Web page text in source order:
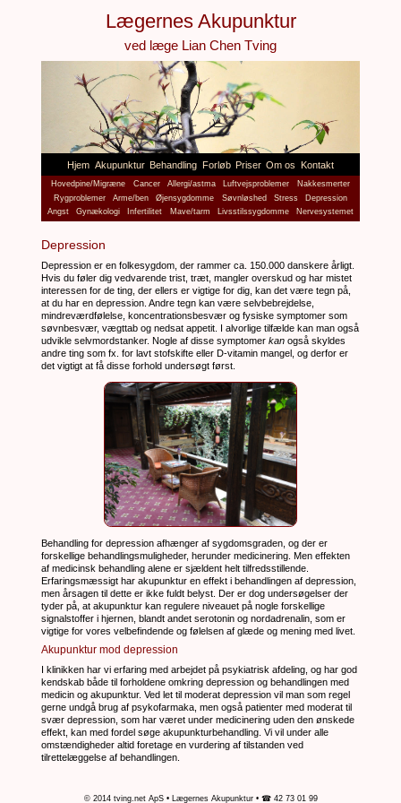
Lægernes Akupunktur
ved læge Lian Chen Tving
Hjem Akupunktur Behandling Forløb Priser Om os Kontakt
Hovedpine/Migræne Cancer Allergi/astma Luftvejsproblemer
Nakkesmerter
Rygproblemer
Arme/ben Øjensygdomme Søvnløshed Stress
Depression
Angst
Gynækologi Infertilitet Mave/tarm Livsstilssygdomme Nervesystemet
Depression
Depression er en folkesygdom, der rammer ca. 150.000 danskere årligt.
Hvis du føler dig vedvarende trist, træt, mangler overskud og har mistet
interessen for de ting, der ellers er vigtige for dig, kan det være tegn på,
at du har en depression. Andre tegn kan være selvbebrejdelse,
mindreværdfølelse, koncentrationsbesvær og fysiske symptomer som
søvnbesvær, vægttab og nedsat appetit. I alvorlige tilfælde kan man også
udvikle selvmordstanker. Nogle af disse symptomer kan også skyldes
andre ting som fx. for lavt stofskifte eller D-vitamin mangel, og derfor er
det vigtigt at få disse forhold undersøgt først.
Behandling for depression afhænger af sygdomsgraden, og der er
forskellige behandlingsmuligheder, herunder medicinering. Men effekten
af medicinsk behandling alene er sjældent helt tilfredsstillende.
Erfaringsmæssigt har akupunktur en effekt i behandlingen af depression,
men årsagen til dette er ikke fuldt belyst. Der er dog undersøgelser der
tyder på, at akupunktur kan regulere niveauet på nogle forskellige
signalstoffer i hjernen, blandt andet serotonin og nordadrenalin, som er
vigtige for vores velbefindende og følelsen af glæde og mening med livet.
Akupunktur mod depression
I klinikken har vi erfaring med arbejdet på psykiatrisk afdeling, og har god
kendskab både til forholdene omkring depression og behandlingen med
medicin og akupunktur. Ved let til moderat depression vil man som regel
gerne undgå brug af psykofarmaka, men også patienter med moderat til
svær depression, som har været under medicinering uden den ønskede
effekt, kan med fordel søge akupunkturbehandling. Vi vil under alle
omstændigheder altid foretage en vurdering af tilstanden ved
tilrettelæggelse af behandlingen.
© 2014 tving.net ApS • Lægernes Akupunktur • ☎ 42 73 01 99